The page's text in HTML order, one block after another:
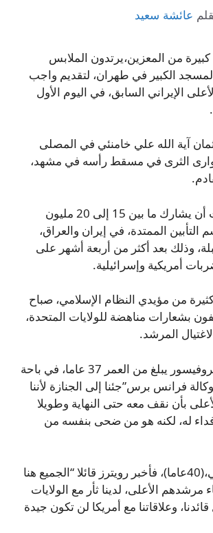
عائشة سعيد
من المعزين،يرتدون الملابس
الكبير في طهران، لتقديم واجب
الإيراني السابق، في اليوم الأول
آية الله علي خامنئي في المصلى
يوارى الثرى في مسقط رأسه في مشهد،
وتتوقع السلطات أن يشارك ما بين 15 إلى 20 مليون
الممتدة، في إيران والعراق،
وذلك بعد أكثر من أربعة أشهر على
أمريكية وإسرائيلية.
من مؤيدي النظام الإسلامي، صباح
بشعارات مناهضة للولايات المتحدة،
المرشد.
وقال رضا، وهو بروفيسور يبلغ من العمر 37 عاما، في باحة
فرانس برس”جئنا إلى الجنازة لأننا
بأن نقف معه حتى النهاية وطويلا
فداء له، لكنه هو من ضحى بنفسه من
أما عارف رحيمي،(40عاما)، فأخبر رويترز قائلا “الجميع هنا
مرشدهم الأعلى، لدينا ثأر مع الولايات
وعلاقاتنا مع أمريكا لن تكون جيدة